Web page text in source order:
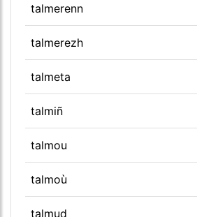
talmerenn
talmerezh
talmeta
talmiñ
talmou
talmoù
talmud